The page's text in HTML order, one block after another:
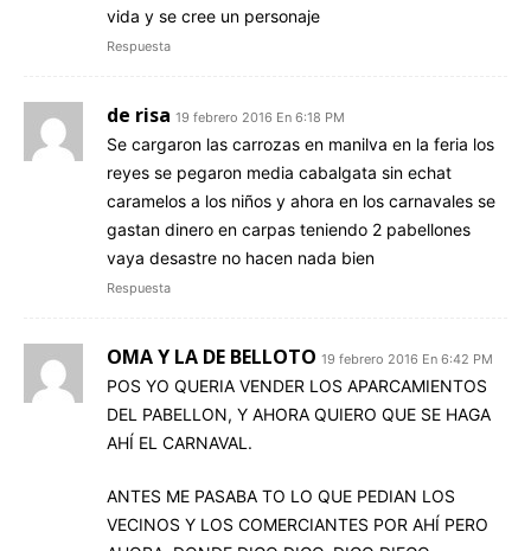
vida y se cree un personaje
Respuesta
de risa 19 febrero 2016 En 6:18 PM
Se cargaron las carrozas en manilva en la feria los
reyes se pegaron media cabalgata sin echat
caramelos a los niños y ahora en los carnavales se
gastan dinero en carpas teniendo 2 pabellones
vaya desastre no hacen nada bien
Respuesta
OMA Y LA DE BELLOTO 19 febrero 2016 En 6:42 PM
POS YO QUERIA VENDER LOS APARCAMIENTOS
DEL PABELLON, Y AHORA QUIERO QUE SE HAGA
AHÍ EL CARNAVAL.
ANTES ME PASABA TO LO QUE PEDIAN LOS
VECINOS Y LOS COMERCIANTES POR AHÍ PERO